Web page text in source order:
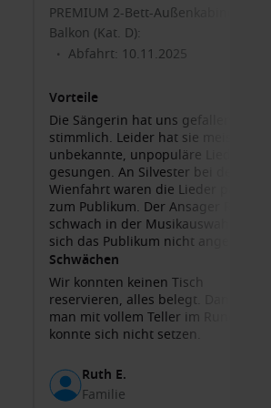
PREMIUM 2-Bett-Außenkabine mit
Balkon (Kat. D):
• Abfahrt: 10.11.2025
Vorteile
Die Sängerin hat uns gefallen
stimmlich. Leider hat sie meist
unbekannte, unpopuläre Lieder
gesungen. An Silvester bei der
Wienfahrt waren die Lieder passend
zum Publikum. Der Ansager Ralf war
schwach in der Musikauswahl. hat
sich das Publikum nicht angeschaut
bei seiner Liedauswahl. Schade!
Schwächen
Wir konnten keinen Tisch
reservieren, alles belegt. Dann stand
man mit vollem Teller im Rundell und
konnte sich nicht setzen.
Ruth E.
Familie